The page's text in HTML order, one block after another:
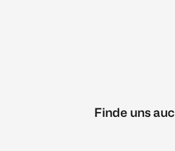
Finde uns